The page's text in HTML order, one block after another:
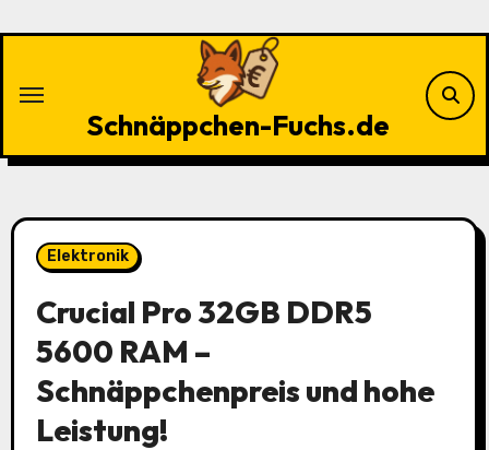
Schnäppchen-Fuchs.de
Elektronik
Crucial Pro 32GB DDR5
5600 RAM –
Schnäppchenpreis und hohe
Leistung!